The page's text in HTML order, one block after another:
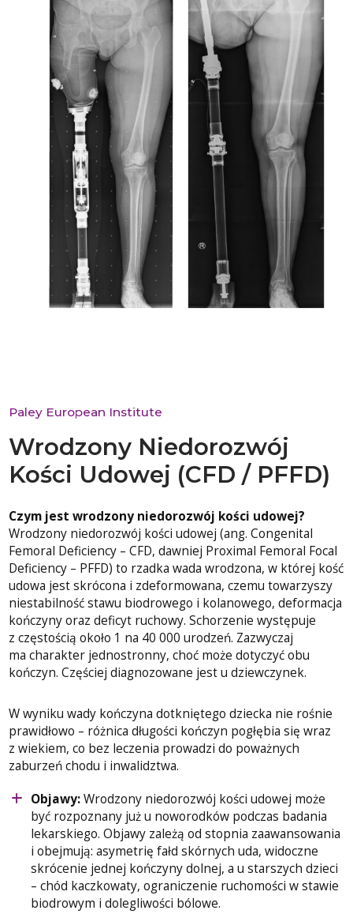
Paley European Institute
Wrodzony Niedorozwój
Kości Udowej (CFD / PFFD)
Czym jest wrodzony niedorozwój kości udowej?
Wrodzony niedorozwój kości udowej (ang. Congenital
Femoral Deficiency – CFD, dawniej Proximal Femoral Focal
Deficiency – PFFD) to rzadka wada wrodzona, w której kość
udowa jest skrócona i zdeformowana, czemu towarzyszy
niestabilność stawu biodrowego i kolanowego, deformacja
kończyny oraz deficyt ruchowy. Schorzenie występuje
z częstością około 1 na 40 000 urodzeń. Zazwyczaj
ma charakter jednostronny, choć może dotyczyć obu
kończyn. Częściej diagnozowane jest u dziewczynek.
W wyniku wady kończyna dotkniętego dziecka nie rośnie
prawidłowo – różnica długości kończyn pogłębia się wraz
z wiekiem, co bez leczenia prowadzi do poważnych
zaburzeń chodu i inwalidztwa.
Objawy:Wrodzony niedorozwój kości udowej może
być rozpoznany już u noworodków podczas badania
lekarskiego. Objawy zależą od stopnia zaawansowania
i obejmują: asymetrię fałd skórnych uda, widoczne
skrócenie jednej kończyny dolnej, a u starszych dzieci
– chód kaczkowaty, ograniczenie ruchomości w stawie
biodrowym i dolegliwości bólowe.